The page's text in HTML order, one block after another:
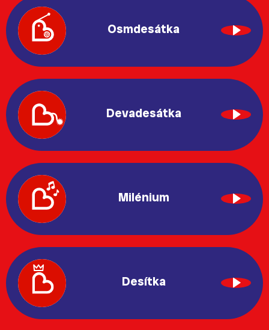
Osmdesátka
Devadesátka
Milénium
Desítka